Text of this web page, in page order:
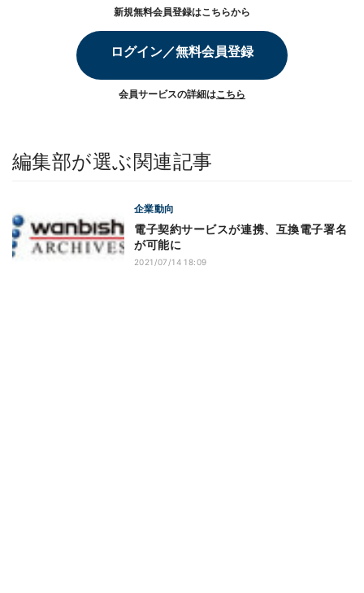
新規無料会員登録はこちらから
ログイン／無料会員登録
会員サービスの詳細はこちら
編集部が選ぶ関連記事
企業動向
電子契約サービスが連携、互換電子署名
が可能に
2021/07/14 18:09